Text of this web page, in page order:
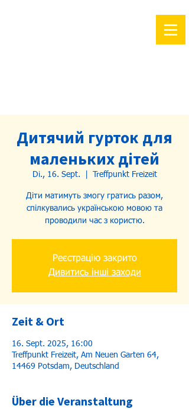
Дитячий гурток для
маленьких дітей
Di., 16. Sept. Treffpunkt Freizeit
Діти матимуть змогу гратись разом,
спілкувались українською мовою та
проводили час з користю.
Реєстрацію закрито
Дивитись інші заходи
Zeit & Ort
16. Sept. 2025, 16:00
Treffpunkt Freizeit, Am Neuen Garten 64,
14469 Potsdam, Deutschland
Über die Veranstaltung